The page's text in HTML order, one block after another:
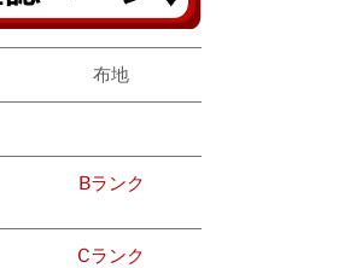
布地
Bランク
Cランク